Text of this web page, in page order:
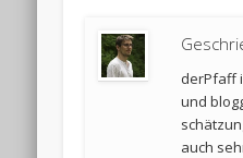
derPfaff
und
auch